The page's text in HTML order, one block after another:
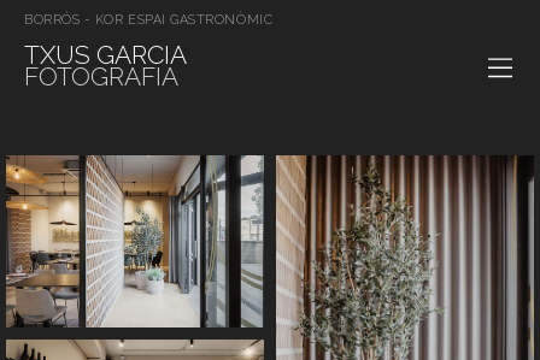
BORRÓS - KOR ESPAI GASTRONÒMIC
TXUS GARCIA
FOTOGRAFIA